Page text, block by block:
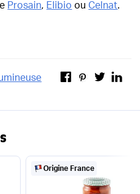
Prosain, Elibio ou Celnat.
Origine France